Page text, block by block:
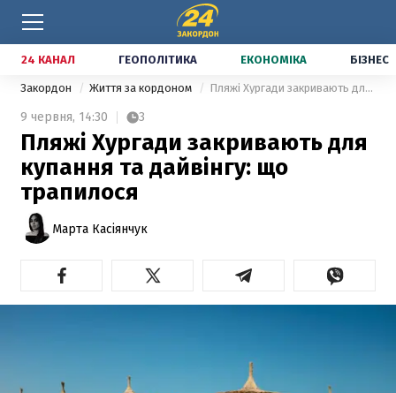
24 КАНАЛ ГЕОПОЛІТИКА ЕКОНОМІКА БІЗНЕС
Закордон Життя за кордоном Пляжі Хургади закривають для купання та дайвінгу: що трапилося
9 червня, 14:30 3
Пляжі Хургади закривають для
купання та дайвінгу: що
трапилося
Марта Касіянчук